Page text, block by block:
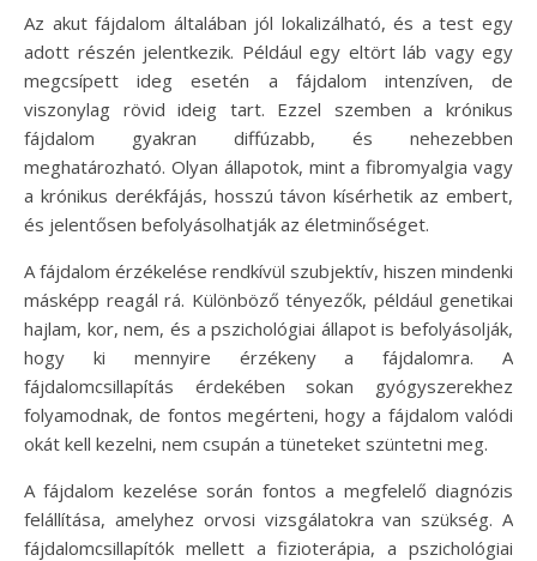
Az akut fájdalom általában jól lokalizálható, és a test egy
adott részén jelentkezik. Például egy eltört láb vagy egy
megcsípett ideg esetén a fájdalom intenzíven, de
viszonylag rövid ideig tart. Ezzel szemben a krónikus
fájdalom gyakran diffúzabb, és nehezebben
meghatározható. Olyan állapotok, mint a fibromyalgia vagy
a krónikus derékfájás, hosszú távon kísérhetik az embert,
és jelentősen befolyásolhatják az életminőséget.
A fájdalom érzékelése rendkívül szubjektív, hiszen mindenki
másképp reagál rá. Különböző tényezők, például genetikai
hajlam, kor, nem, és a pszichológiai állapot is befolyásolják,
hogy ki mennyire érzékeny a fájdalomra. A
fájdalomcsillapítás érdekében sokan gyógyszerekhez
folyamodnak, de fontos megérteni, hogy a fájdalom valódi
okát kell kezelni, nem csupán a tüneteket szüntetni meg.
A fájdalom kezelése során fontos a megfelelő diagnózis
felállítása, amelyhez orvosi vizsgálatokra van szükség. A
fájdalomcsillapítók mellett a fizioterápia, a pszichológiai